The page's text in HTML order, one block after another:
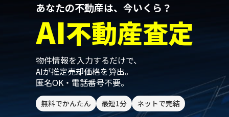
あなたの不動産は、今いくら？
AI不動産査定
物件情報を入力するだけで、
AIが推定売却価格を算出。
匿名OK・電話番号不要。
無料でかんたん 最短1分 ネットで完結